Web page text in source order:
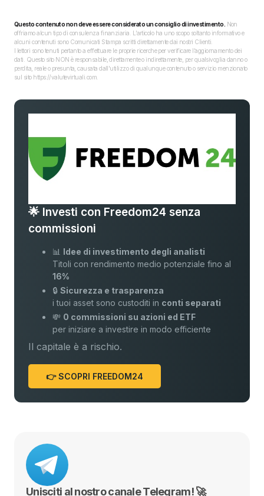
Questo contenuto non deve essere considerato un consiglio di investimento. Non
offriamo alcun tipo di consulenza finanziaria. L’articolo ha uno scopo soltanto informativo e
alcuni contenuti sono Comunicati Stampa scritti direttamente dai nostri Clienti.
I lettori sono tenuti pertanto a effettuare le proprie ricerche per verificare l’aggiornamento dei
dati. Questo sito NON è responsabile, direttamente o indirettamente, per qualsivoglia danno o
perdita, reale o presunta, causata dall'utilizzo di qualunque contenuto o servizio menzionato
sul sito https://valutevirtuali.com.
🌟 Investi con Freedom24 senza
commissioni
📊 Idee di investimento degli analisti
Titoli con rendimento medio potenziale fino al
16%
🔒Sicurezza e trasparenza
i tuoi asset sono custoditi in conti separati
💸 0 commissioni su azioni ed ETF
per iniziare a investire in modo efficiente
Il capitale è a rischio.
👉 SCOPRI FREEDOM24
Unisciti al nostro canale Telegram! 🚀